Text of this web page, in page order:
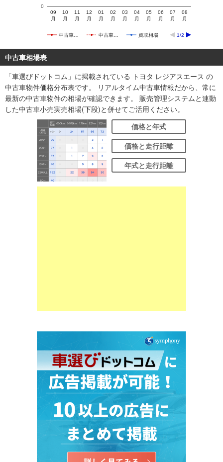
中古車… 中古車… 買取相場 1/2
09
月
10
月
11
月
12
月
01
月
02
月
03
月
04
月
05
月
06
月
07
月
08
月
0
中古車相場表
「車選びドットコム」に掲載されている トヨタ レジアスエース の
中古車物件価格分布表です。 リアルタイム中古車情報だから、常に
最新の中古車物件の相場が確認できます。 販売管理システムと連動
した中古車小売実売相場(下段)と併せてご活用ください。
価格と年式
価格と走行距離
年式と走行距離